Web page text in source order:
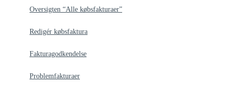
Oversigten “Alle købsfakturaer”
Redigér købsfaktura
Fakturagodkendelse
Problemfakturaer